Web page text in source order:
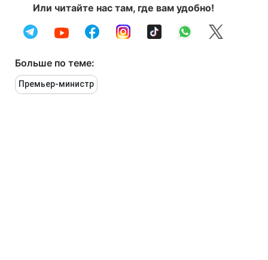
Или читайте нас там, где вам удобно!
Больше по теме:
Премьер-министр